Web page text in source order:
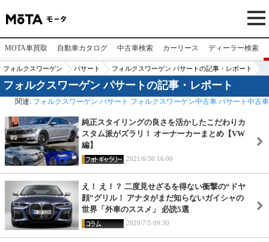
MOTA車買取 自動車カタログ 中古車検索 カーリース ディーラー検索
フォルクスワーゲン パサート フォルクスワーゲン パサートの記事・レポート
フォルクスワーゲン パサートの記事・レポート
関連: フォルクスワーゲン パサート フォルクスワーゲン中古車 パサート中古車
純正スタイリングの良さを活かしたこだわりカ
スタム派がズラリ！ オーナーカーまとめ【VW
編】
2021/6/30 16:00
え！ え！？ 二度見せざるを得ない衝撃の“ドヤ
顔”グリル！ アナタがまだ知らないガイシャの
世界「外車のススメ」 必読5選
2020/7/5 09:30